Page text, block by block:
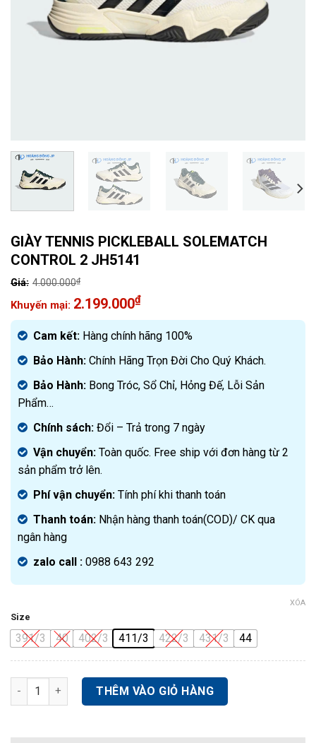
GIÀY TENNIS PICKLEBALL SOLEMATCH
CONTROL 2 JH5141
4.000.000₫
Giá
gốc
là:
4.000.000₫.
2.199.000₫
Giá
hiện
tại
là:
2.199.000₫.
Cam kết: Hàng chính hãng 100%
Bảo Hành: Chính Hãng Trọn Đời Cho Quý Khách.
Bảo Hành: Bong Tróc, Sổ Chỉ, Hỏng Đế, Lỗi Sản
Phẩm…
Chính sách: Đổi – Trả trong 7 ngày
Vận chuyển: Toàn quốc. Free ship với đơn hàng từ 2
sản phẩm trở lên.
Phí vận chuyển: Tính phí khi thanh toán
Thanh toán: Nhận hàng thanh toán(COD)/ CK qua
ngân hàng
zalo call : 0988 643 292
Size
391/3 40 402/3 411/3 422/3 431/3 44
XÓA
GIÀY TENNIS PICKLEBALL SOLEMATCH CONTROL 2 JH5141
THÊM VÀO GIỎ HÀNG